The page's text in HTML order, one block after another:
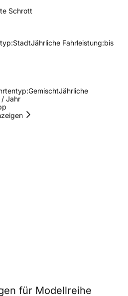
Schrott
StadtJährliche Fahrleistung:bis
GemischtJährliche
Jahr
für Modellreihe